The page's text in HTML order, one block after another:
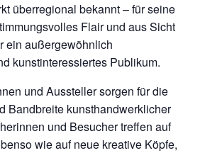
überregional bekannt – für seine
Flair und aus Sicht
ein außergewöhnlich
kunstinteressiertes Publikum.
und Aussteller sorgen für die
Bandbreite kunsthandwerklicher
und Besucher treffen auf
wie auf neue kreative Köpfe,